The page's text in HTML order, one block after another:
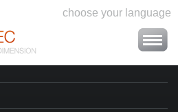
choose your language